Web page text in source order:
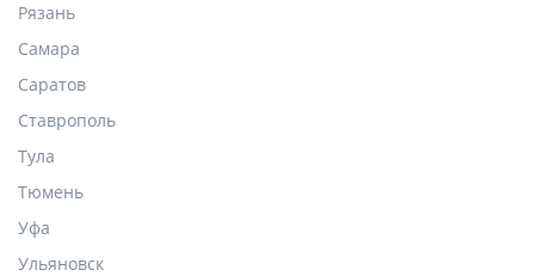
Рязань
Самара
Саратов
Ставрополь
Тула
Тюмень
Уфа
Ульяновск